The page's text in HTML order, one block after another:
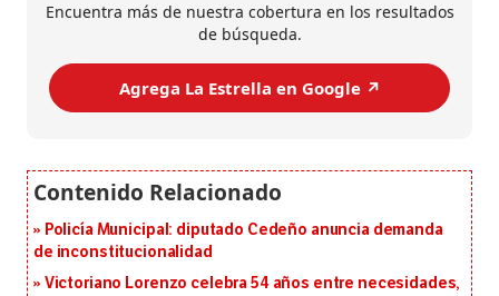
Encuentra más de nuestra cobertura en los resultados
de búsqueda.
Agrega La Estrella en Google ↗️
Policía Municipal: diputado Cedeño anuncia demanda
de inconstitucionalidad
Victoriano Lorenzo celebra 54 años entre necesidades,